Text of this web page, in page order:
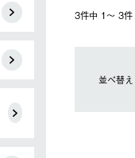
3件中 1〜 3件
並べ替え